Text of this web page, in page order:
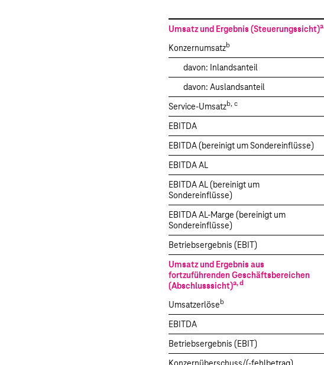
Zusammengefasste nichtfinanzielle Erklärung
Technologie und Innovation
Risiko- und Chancen-Management
Governance und sonstige Angaben
Umsatz und Ergebnis (Steuerungssicht)a
Konzernumsatzb
davon: Inlandsanteil
davon: Auslandsanteil
Service-Umsatzb, c
EBITDA
EBITDA (bereinigt um Sondereinflüsse)
EBITDA AL
EBITDA AL (bereinigt um
Sondereinflüsse)
EBITDA AL-Marge (bereinigt um
Sondereinflüsse)
Betriebsergebnis (EBIT)
Umsatz und Ergebnis aus
fortzuführenden Geschäftsbereichen
(Abschlusssicht)a, d
Umsatzerlöseb
EBITDA
Betriebsergebnis (EBIT)